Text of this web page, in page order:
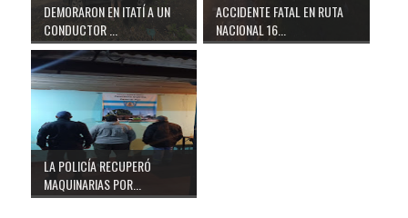
DEMORARON EN ITATÍ A UN
CONDUCTOR ...
ACCIDENTE FATAL EN RUTA
NACIONAL 16...
LA POLICÍA RECUPERÓ
MAQUINARIAS POR...